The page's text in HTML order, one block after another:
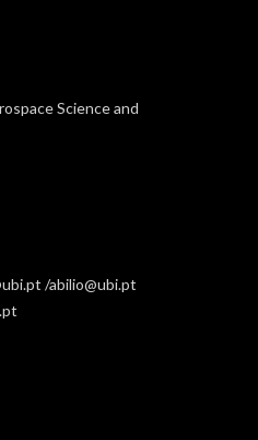
Science and
/abilio@ubi.pt